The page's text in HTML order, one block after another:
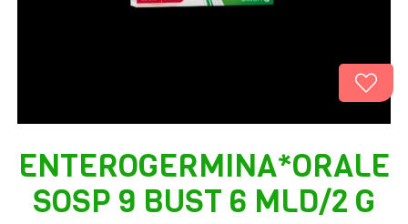
ENTEROGERMINA*ORALE
SOSP 9 BUST 6 MLD/2 G